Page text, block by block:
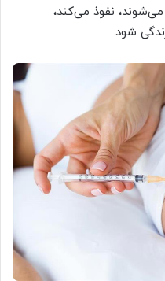
نفوذ می‌کند،
شود.